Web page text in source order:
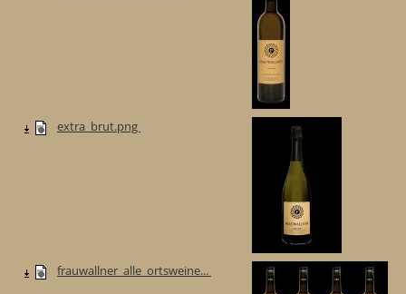
extra_brut.png
frauwallner_alle_ortsweine...